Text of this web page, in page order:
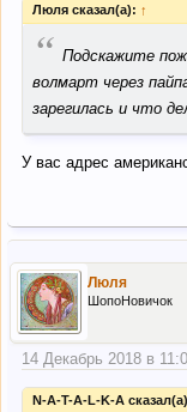
Люля сказал(а): ↑
“ Подскажите
волмарт через
зарегилась и что
У вас адрес
Люля
ШопоНовичок
14 Декабрь 2018 в
N-A-T-A-L-K-A